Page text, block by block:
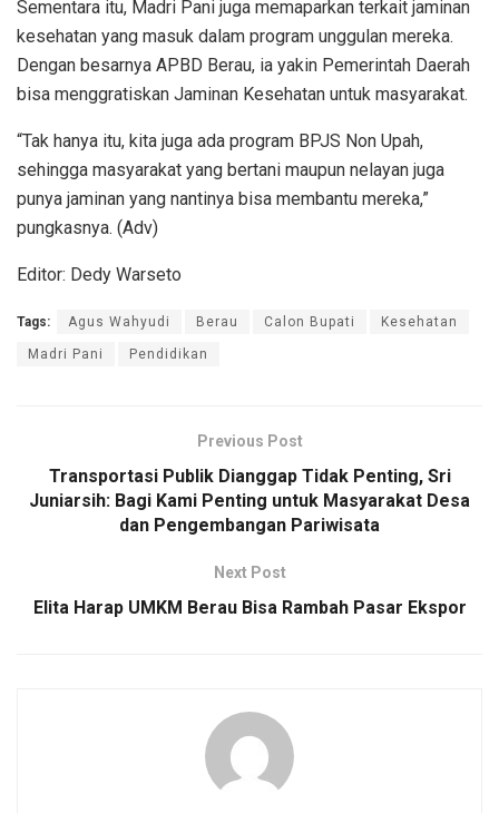
Sementara itu, Madri Pani juga memaparkan terkait jaminan
kesehatan yang masuk dalam program unggulan mereka.
Dengan besarnya APBD Berau, ia yakin Pemerintah Daerah
bisa menggratiskan Jaminan Kesehatan untuk masyarakat.
“Tak hanya itu, kita juga ada program BPJS Non Upah,
sehingga masyarakat yang bertani maupun nelayan juga
punya jaminan yang nantinya bisa membantu mereka,”
pungkasnya. (Adv)
Editor: Dedy Warseto
Tags: Agus Wahyudi Berau Calon Bupati Kesehatan
Madri Pani Pendidikan
Previous Post
Transportasi Publik Dianggap Tidak Penting, Sri
Juniarsih: Bagi Kami Penting untuk Masyarakat Desa
dan Pengembangan Pariwisata
Next Post
Elita Harap UMKM Berau Bisa Rambah Pasar Ekspor